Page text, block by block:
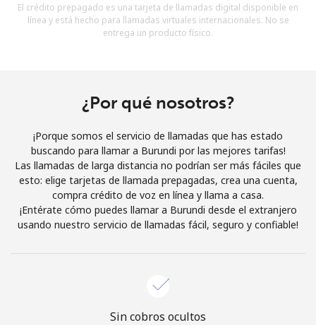
Al abrir una cuenta en este sitio web, estoy de acuerdo con
Términos y condiciones.
Únete
¡Hola!
El crédito prepagado es una tarjeta de llamadas digital disponible en
línea y está hecho para llamadas virtuales internacionales. No se
entrega un producto físico.
¿Por qué nosotros?
¡Porque somos el servicio de llamadas que has estado
buscando para llamar a Burundi por las mejores tarifas!
Las llamadas de larga distancia no podrían ser más fáciles que
esto: elige tarjetas de llamada prepagadas, crea una cuenta,
compra crédito de voz en línea y llama a casa.
¡Entérate cómo puedes llamar a Burundi desde el extranjero
usando nuestro servicio de llamadas fácil, seguro y confiable!
Sin cobros ocultos